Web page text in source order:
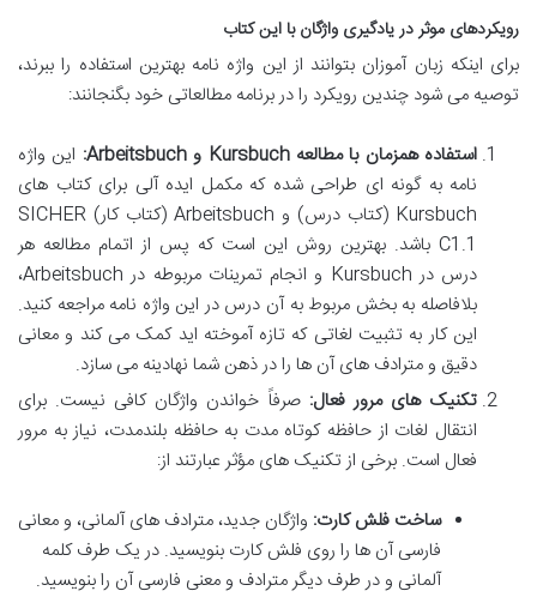
رویکردهای موثر در یادگیری واژگان با این کتاب
برای اینکه زبان آموزان بتوانند از این واژه نامه بهترین استفاده را ببرند،
توصیه می شود چندین رویکرد را در برنامه مطالعاتی خود بگنجانند:
استفاده همزمان با مطالعه Kursbuch و Arbeitsbuch:
این واژه
نامه به گونه ای طراحی شده که مکمل ایده آلی برای کتاب های
Kursbuch (کتاب درس) و Arbeitsbuch (کتاب کار) SICHER
C1.1 باشد. بهترین روش این است که پس از اتمام مطالعه هر
درس در Kursbuch و انجام تمرینات مربوطه در Arbeitsbuch،
بلافاصله به بخش مربوط به آن درس در این واژه نامه مراجعه کنید.
این کار به تثبیت لغاتی که تازه آموخته اید کمک می کند و معانی
دقیق و مترادف های آن ها را در ذهن شما نهادینه می سازد.
تکنیک های مرور فعال: صرفاً خواندن واژگان کافی نیست. برای
انتقال لغات از حافظه کوتاه مدت به حافظه بلندمدت، نیاز به مرور
فعال است. برخی از تکنیک های مؤثر عبارتند از:
ساخت فلش کارت: واژگان جدید، مترادف های آلمانی، و معانی
فارسی آن ها را روی فلش کارت بنویسید. در یک طرف کلمه
آلمانی و در طرف دیگر مترادف و معنی فارسی آن را بنویسید.